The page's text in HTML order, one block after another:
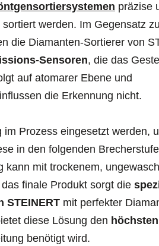
präzise
werden. Im Gegensatz
die Diamanten-Sortierer von
Sensoren, die das
auf atomarer Ebene und
die Erkennung nicht.
Prozess eingesetzt werden,
in den folgenden
kann mit trockenem,
finale Produkt sorgt die
STEINERT mit perfekter
diese Lösung den
benötigt wird.